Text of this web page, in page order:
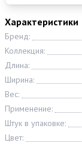
Характеристики
Бренд:
Коллекция:
Длина:
Ширина:
Вес:
Применение:
Штук в упаковке:
Цвет: